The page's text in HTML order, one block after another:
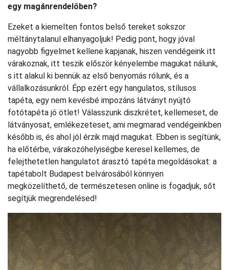
egy magánrendelőben?
Ezeket a kiemelten fontos belső tereket sokszor
méltánytalanul elhanyagoljuk! Pedig pont, hogy jóval
nagyobb figyelmet kellene kapjanak, hiszen vendégeink itt
várakoznak, itt teszik először kényelembe magukat nálunk,
s itt alakul ki bennük az első benyomás rólunk, és a
vállalkozásunkról. Épp ezért egy hangulatos, stílusos
tapéta, egy nem kevésbé impozáns látványt nyújtó
fotótapéta jó ötlet! Válasszunk diszkrétet, kellemeset, de
látványosat, emlékezeteset, ami megmarad vendégeinkben
később is, és ahol jól érzik majd magukat. Ebben is segítünk,
ha előtérbe, várakozóhelyiségbe keresel kellemes, de
felejthetetlen hangulatot árasztó tapéta megoldásokat: a
tapétabolt Budapest belvárosából könnyen
megközelíthető, de természetesen online is fogadjuk, sőt
segítjük megrendelésed!